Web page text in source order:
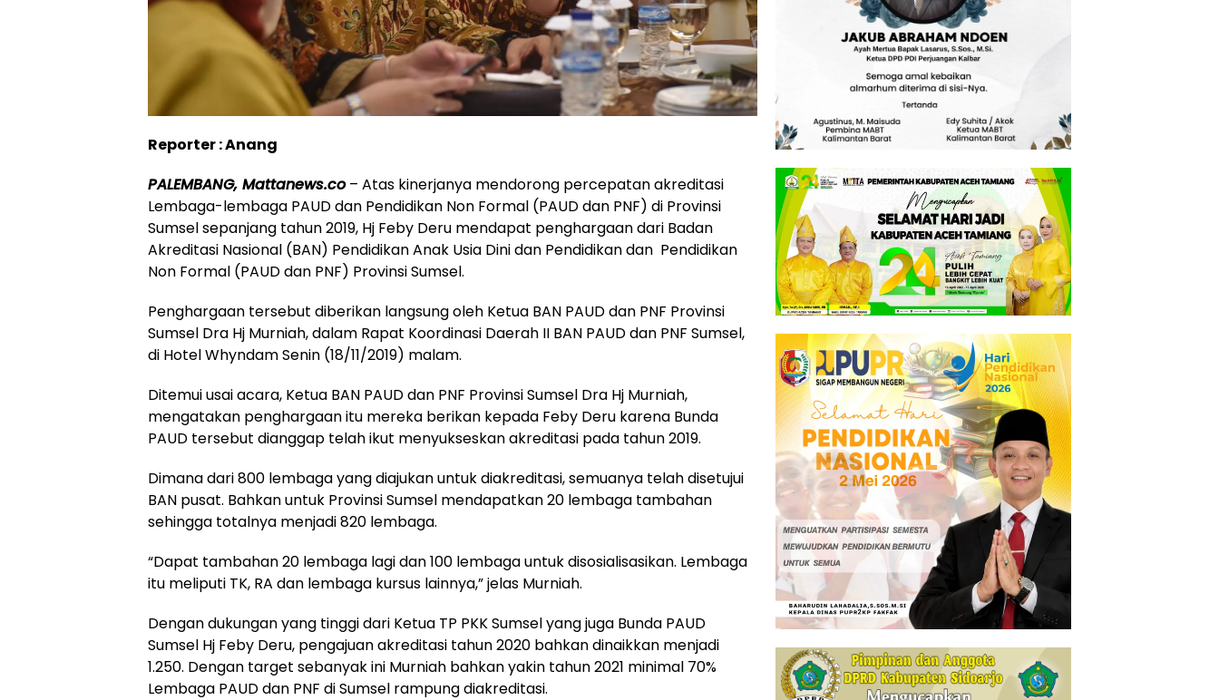
Reporter : Anang
PALEMBANG, Mattanews.co– Atas kinerjanya mendorong percepatan akreditasi
Lembaga-lembaga PAUD dan Pendidikan Non Formal (PAUD dan PNF) di Provinsi
Sumsel sepanjang tahun 2019, Hj Feby Deru mendapat penghargaan dari Badan
Akreditasi Nasional (BAN) Pendidikan Anak Usia Dini dan Pendidikan dan Pendidikan
Non Formal (PAUD dan PNF) Provinsi Sumsel.
Penghargaan tersebut diberikan langsung oleh Ketua BAN PAUD dan PNF Provinsi
Sumsel Dra Hj Murniah, dalam Rapat Koordinasi Daerah II BAN PAUD dan PNF Sumsel,
di Hotel Whyndam Senin (18/11/2019) malam.
Ditemui usai acara, Ketua BAN PAUD dan PNF Provinsi Sumsel Dra Hj Murniah,
mengatakan penghargaan itu mereka berikan kepada Feby Deru karena Bunda
PAUD tersebut dianggap telah ikut menyukseskan akreditasi pada tahun 2019.
Dimana dari 800 lembaga yang diajukan untuk diakreditasi, semuanya telah disetujui
BAN pusat. Bahkan untuk Provinsi Sumsel mendapatkan 20 lembaga tambahan
sehingga totalnya menjadi 820 lembaga.
“Dapat tambahan 20 lembaga lagi dan 100 lembaga untuk disosialisasikan. Lembaga
itu meliputi TK, RA dan lembaga kursus lainnya,” jelas Murniah.
Dengan dukungan yang tinggi dari Ketua TP PKK Sumsel yang juga Bunda PAUD
Sumsel Hj Feby Deru, pengajuan akreditasi tahun 2020 bahkan dinaikkan menjadi
1.250. Dengan target sebanyak ini Murniah bahkan yakin tahun 2021 minimal 70%
Lembaga PAUD dan PNF di Sumsel rampung diakreditasi.